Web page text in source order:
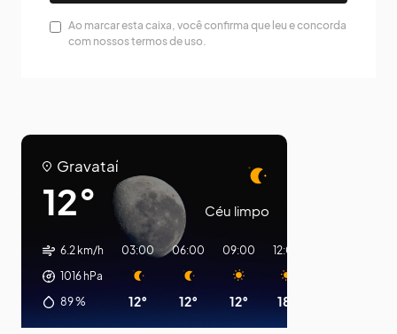
Ao marcar esta caixa, você confirma que leu e concorda
com nossos termos de uso.
Gravataí
12° Céu limpo
6.2 km/h
1016 hPa
89%
03:00
12°
06:00
12°
09:00
12°
12:00
18°